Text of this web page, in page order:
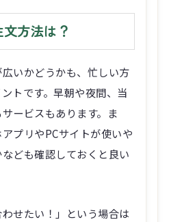
方法は？
いかどうかも、忙しい方
トです。早朝や夜間、当
ービスもあります。ま
プリやPCサイトが使いや
ども確認しておくと良い
わせたい！」という場合は